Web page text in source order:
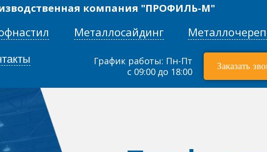
Металлосайдинг
Заказать
компания "ПРОФИЛЬ-М"
График работы: Пн-Пт
с 09:00 до 18:00